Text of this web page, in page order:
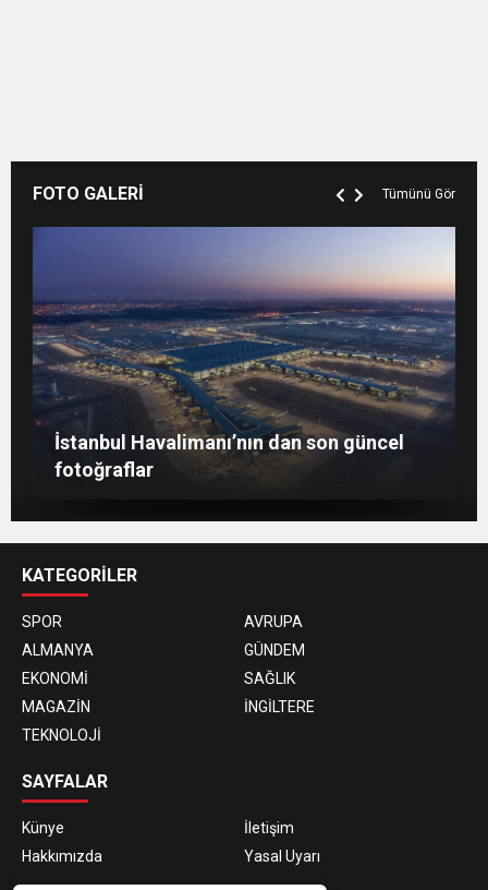
FOTO GALERİ Tümünü Gör
Berlin’de 8 Mart Dünya Kadınlar Günü
gösterisi
İstanbul Havalimanı’nın dan son güncel
fotoğraflar
KATEGORİLER
SPOR
AVRUPA
ALMANYA
GÜNDEM
EKONOMİ
SAĞLIK
MAGAZİN
İNGİLTERE
TEKNOLOJİ
SAYFALAR
Künye
İletişim
Hakkımızda
Yasal Uyarı